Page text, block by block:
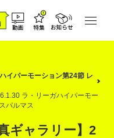
イパーモーション第24節 レ
ラ・リーガハイパーモー
パルマス
ギャラリー】2